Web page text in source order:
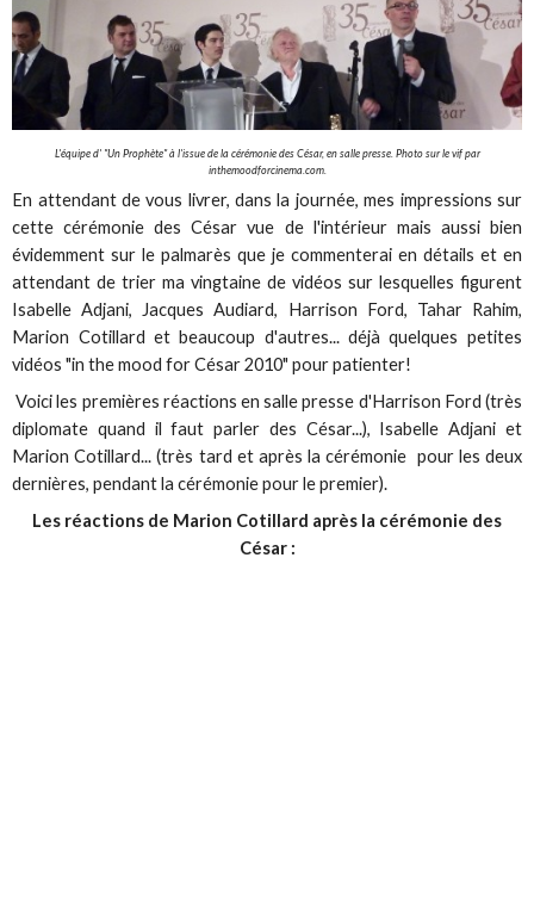
L'équipe d' "Un Prophète" à l'issue de la cérémonie des César, en salle presse. Photo sur le vif par
inthemoodforcinema.com.
En attendant de vous livrer, dans la journée, mes impressions sur
cette cérémonie des César vue de l'intérieur mais aussi bien
évidemment sur le palmarès que je commenterai en détails et en
attendant de trier ma vingtaine de vidéos sur lesquelles figurent
Isabelle Adjani, Jacques Audiard, Harrison Ford, Tahar Rahim,
Marion Cotillard et beaucoup d'autres... déjà quelques petites
vidéos "in the mood for César 2010" pour patienter!
Voici les premières réactions en salle presse d'Harrison Ford (très
diplomate quand il faut parler des César...), Isabelle Adjani et
Marion Cotillard... (très tard et après la cérémonie pour les deux
dernières, pendant la cérémonie pour le premier).
Les réactions de Marion Cotillard après la cérémonie des
César :